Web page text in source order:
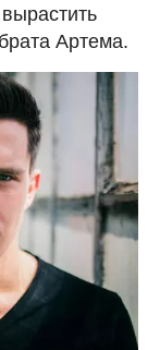
Артема.